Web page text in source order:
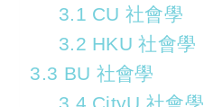
3.1 CU 社會學
3.2 HKU 社會學
3.3 BU 社會學
3.4 CityU 社會學